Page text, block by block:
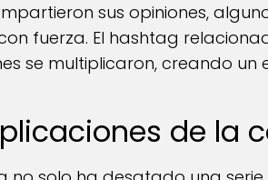
sus opiniones,
fuerza. El hashtag
se multiplicaron, creando
de la